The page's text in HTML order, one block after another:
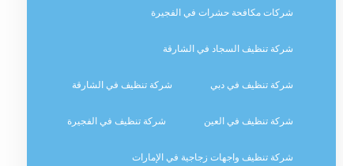
شركات مكافحة حشرات في الفجيرة
شركة تنظيف السجاد في الشارقة
شركة تنظيف في دبي شركة تنظيف في الشارقة
شركة تنظيف في العين شركة تنظيف في الفجيرة
شركة تنظيف واجهات زجاجية في الإمارات